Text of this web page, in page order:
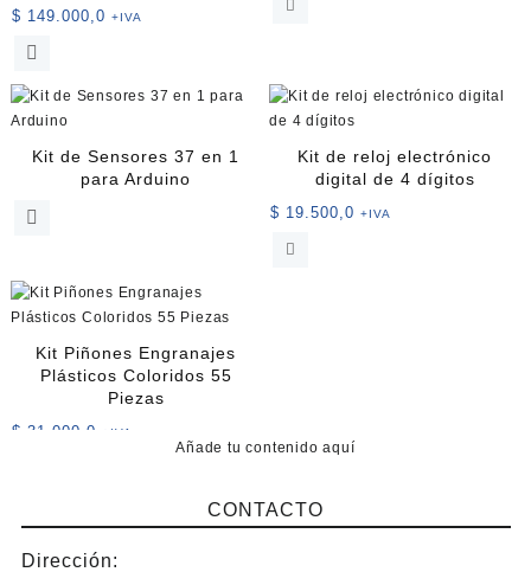
$ 149.000,0 +IVA
Kit de Sensores 37 en 1
para Arduino
Kit de reloj electrónico
digital de 4 dígitos
$ 19.500,0 +IVA
Kit Piñones Engranajes
Plásticos Coloridos 55
Piezas
$ 31.000,0 +IVA
Añade tu contenido aquí
CONTACTO
Dirección: